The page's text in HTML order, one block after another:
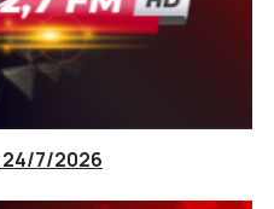
24/7/2026